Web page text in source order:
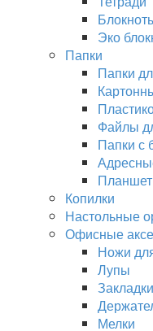
Эко
Папки
Папки
Файлы
Папки с
Копилки
Настольные
Офисные
Ножи
Лупы
Закладки
Мелки